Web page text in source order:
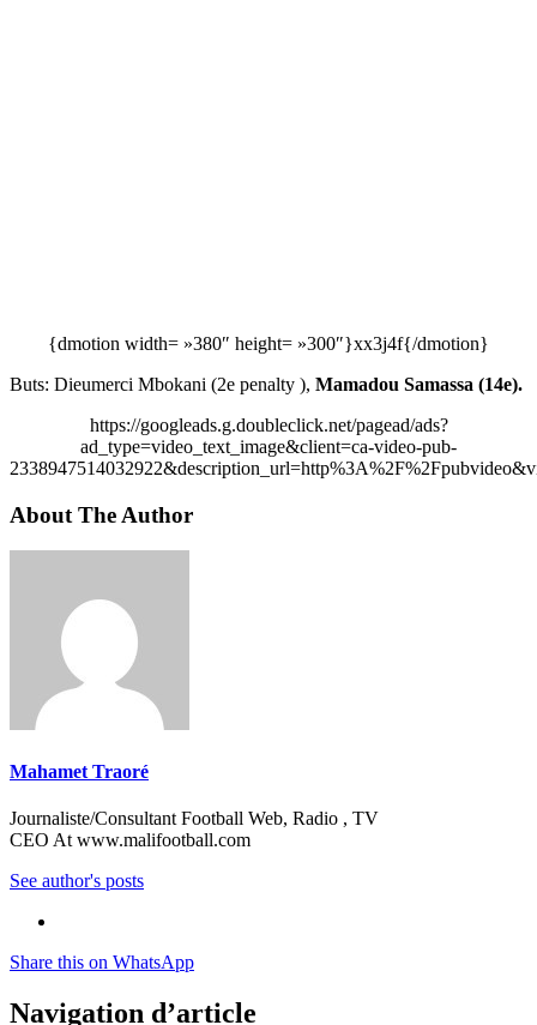
{dmotion width= »380″ height= »300″}xx3j4f{/dmotion}
Buts: Dieumerci Mbokani (2e penalty ), Mamadou Samassa (14e).
https://googleads.g.doubleclick.net/pagead/ads?
ad_type=video_text_image&client=ca-video-pub-
About The Author
Mahamet Traoré
Journaliste/Consultant Football Web, Radio , TV
CEO At www.malifootball.com
See author's posts
Share this on WhatsApp
Navigation d’article